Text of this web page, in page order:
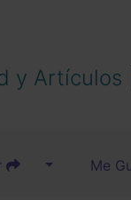
y Artículos
Me